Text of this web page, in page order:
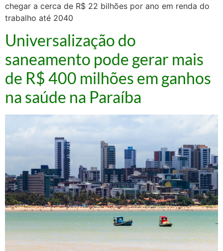
chegar a cerca de R$ 22 bilhões por ano em renda do
trabalho até 2040
Universalização do
saneamento pode gerar mais
de R$ 400 milhões em ganhos
na saúde na Paraíba